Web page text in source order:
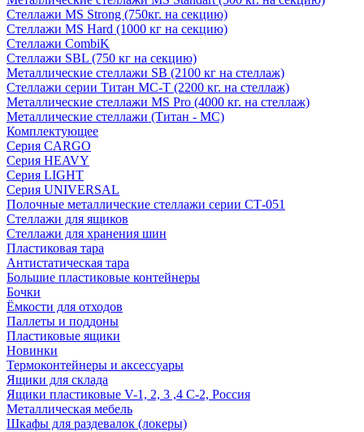
Стеллажи MS Strong (750кг. на секцию)
Стеллажи MS Hard (1000 кг на секцию)
Стеллажи CombiK
Стеллажи SBL (750 кг на секцию)
Металлические стеллажи SB (2100 кг на стеллаж)
Стеллажи серии Титан МС-Т (2200 кг. на стеллаж)
Металлические стеллажи MS Pro (4000 кг. на стеллаж)
Металлические стеллажи (Титан - МС)
Комплектующее
Серия CARGO
Серия HEAVY
Серия LIGHT
Серия UNIVERSAL
Полочные металлические стеллажи серии СТ-051
Стеллажи для ящиков
Стеллажи для хранения шин
Пластиковая тара
Антистатическая тара
Большие пластиковые контейнеры
Бочки
Ёмкости для отходов
Паллеты и поддоны
Пластиковые ящики
Новинки
Термоконтейнеры и аксессуары
Ящики для склада
Ящики пластиковые V-1, 2, 3 ,4 С-2, Россия
Металлическая мебель
Шкафы для раздевалок (локеры)